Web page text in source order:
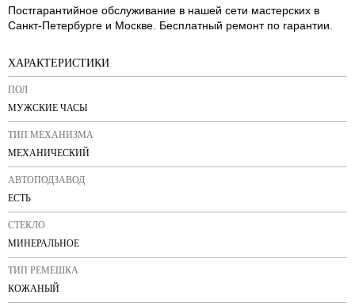
Постгарантийное обслуживание в нашей сети мастерских в
Санкт-Петербурге и Москве. Бесплатный ремонт по гарантии.
ХАРАКТЕРИСТИКИ
ПОЛ
МУЖСКИЕ ЧАСЫ
ТИП МЕХАНИЗМА
МЕХАНИЧЕСКИЙ
АВТОПОДЗАВОД
ЕСТЬ
СТЕКЛО
МИНЕРАЛЬНОЕ
ТИП РЕМЕШКА
КОЖАНЫЙ